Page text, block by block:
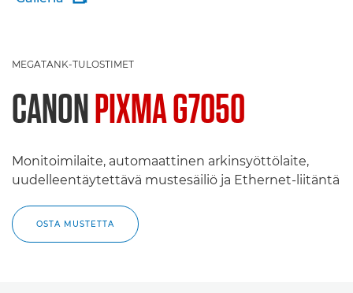
MEGATANK-TULOSTIMET
CANONPIXMA G7050
Monitoimilaite, automaattinen arkinsyöttölaite,
uudelleentäytettävä mustesäiliö ja Ethernet-liitäntä
OSTA MUSTETTA